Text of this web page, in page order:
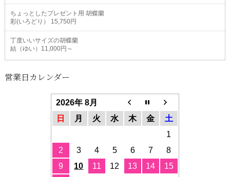
ちょっとしたプレゼント用 胡蝶蘭
彩(いろどり） 15,750円
丁度いいサイズの胡蝶蘭
結（ゆい）11,000円～
営業日カレンダー
2026年 8月
日
月 火 水 木 金
土
1
2
3 4 5 6 7
8
9
10 11 12 13 14 15